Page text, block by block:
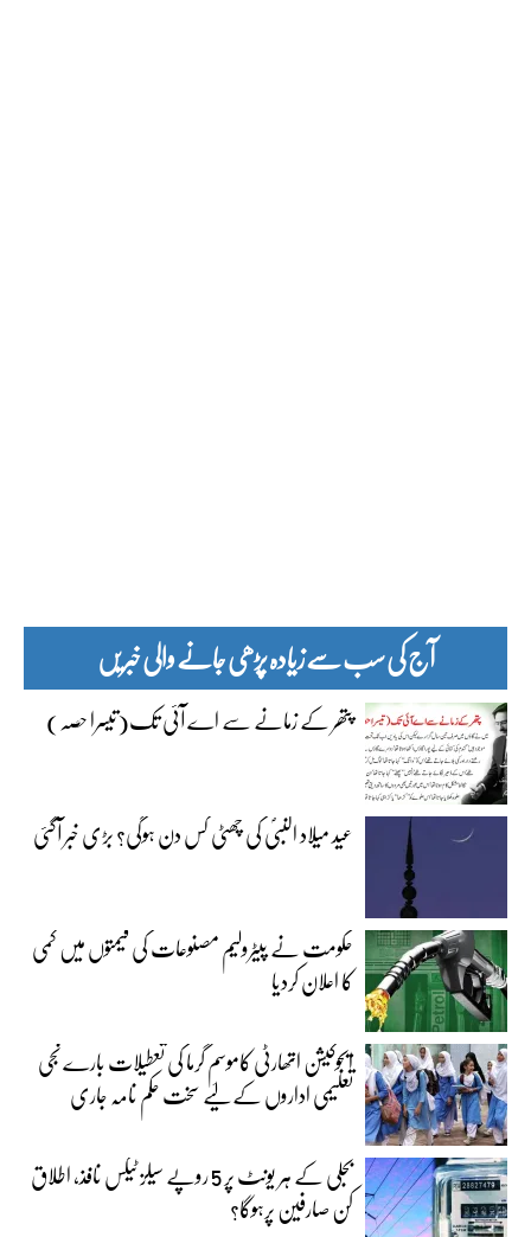
آج کی سب سے زیادہ پڑھی جانے والی خبریں
پتھر کے زمانے سے اے آئی تک(تیسرا حصہ)
عید میلاد النبیؐ کی چھٹی کس دن ہوگی؟ بڑی خبر آگئی
حکومت نے پیٹرولیم مصنوعات کی قیمتوں میں کمی
کا اعلان کردیا
ایجوکیشن اتھارٹی کاموسمِ گرما کی تعطیلات بارے نجی
تعلیمی اداروں کے لیے سخت حکم نامہ جاری
بجلی کے ہر یونٹ پر 5 روپے سیلز ٹیکس نافذ، اطلاق
کن صارفین پرہوگا؟